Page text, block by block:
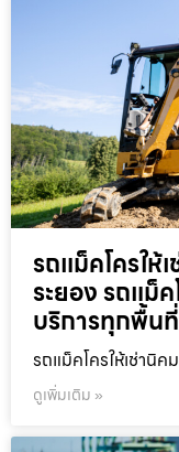
รถแม็คโครให้
ระยอง รถแม็ค
บริการทุกพื้น
รถแม็คโครให้เช่านิค
ดูเพิ่มเติม »